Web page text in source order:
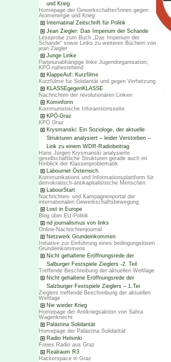
und Krieg
Homepage der Gewerkschafter/Innen gegen
Atomenergie und Krieg
Internatinal Zeitschrift für Politik
Jean Ziegler: Das Imperium der Schande
Leseprobe zum Buch „Das Imperium der
Schande“ sowie Links zu weiteren Büchern von
jean Ziegler
Junge Linke
Parteiunabhängige linke Jugendorganisation;
KPÖ-nahestehend
KlappeAuf: Kurzfilme
Kurzfülme für Solidarität und gegen Verhetzung
KLASSEgegenKLASSE
Nachrichten der revolutionären Linken
Kominform
Kommunistische Inforamtionsseite
KPÖ-Graz
KPÖ Graz
Krysmanski: Ein Soziologe, der aktuelle
Strukturen analysiert – leider Verstorben –
Link zu einem WDR-Radiobeitrag
Hans Jürgen Krysmanski analysierte
gesellschaftliche Strukturen gerade auch im
Hinblick der Klassenproblematik
Labournet Österreich
Kommunikations und Informationsplattform für
demokratisch-antikapitalistische Menschen
LabourStart
Nachrichten- und Kampagnenportal der
internationalen Gewerkschaftsbewegung
Lost in Europe
Blog über EU-Politik
nd journalismus von links
Online-Nachrichtenjournal
Netzwerk Grundeinkommen
Initiative zur Einführung eines bedingungslosen
Grundeinkommens
Nicht gehaltene Eröffnungsrede der
Salburger Festspiele Zieglers -2. Teil
Treffende Beschreibung der aktuellen Weltlage
Nicht gehaltene Eröffnungsrede der
Salzburger Festspiele Zieglers – 1.Tei
Zieglers treffende Beschreibung der aktuellen
Weltlage
Nie wieder Krieg
Homepage der Antikriegsaktion von Sahra
Wagenknecht
Palästina Solidarität
Homepage der Palästina Solidarität
Radio Helsinki
Freies Radio aus Graz
Realraum R3
Hackerspace in Graz